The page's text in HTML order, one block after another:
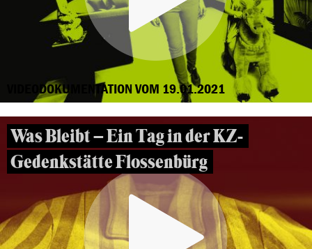
VIDEODOKUMENTATION VOM 19.01.2021
Was Bleibt – Ein Tag in der KZ-
Gedenkstätte Flossenbürg